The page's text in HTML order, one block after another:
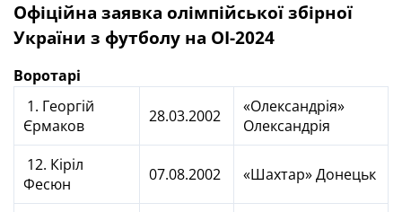
Офіційна заявка олімпійської збірної
України з футболу на ОІ-2024
Воротарі
1. Георгій
Єрмаков
28.03.2002
«Олександрія»
Олександрія
12. Кіріл
Фесюн
07.08.2002 «Шахтар» Донецьк